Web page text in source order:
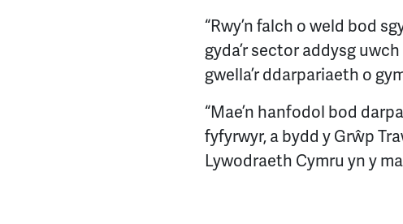
“Rwy’n falch o weld bod
gyda’r sector addysg
gwella’r ddarpariaeth o
“Mae’n hanfodol bod
fyfyrwyr, a bydd y Grŵp
Lywodraeth Cymru yn y